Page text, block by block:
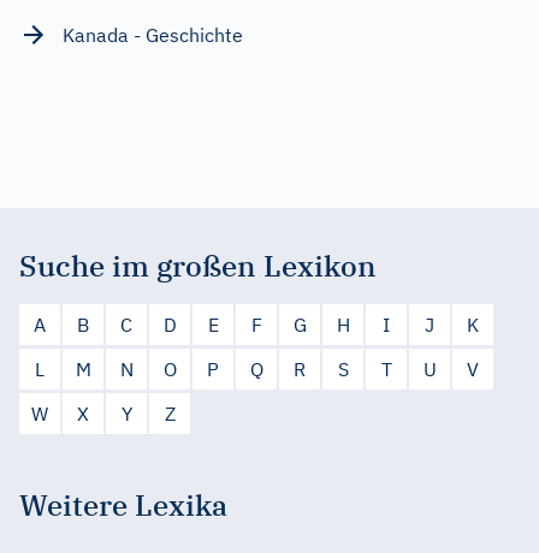
Kanada - Geschichte
Suche im großen Lexikon
A B C D E F G H I J
K
L
M N O P Q R S T U
V
W
X Y Z
Weitere Lexika